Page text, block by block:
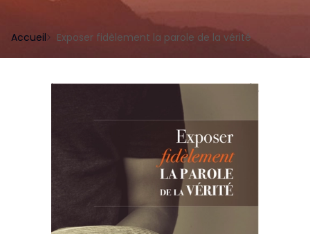
Accueil Exposer fidèlement la parole de la vérité